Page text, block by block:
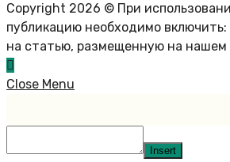
Copyright 2026 © При
публикацию необходимо
на статью, размещенную на нашем
Close Menu
Insert